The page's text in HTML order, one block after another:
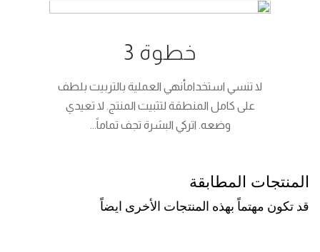
خطوة 3
لا تنسي استخدامأنهي العملية بالتربيت بلطف
على كامل المنطقة لتثبيت المنتج. لا تعيدي
وضعه. اتركي البشرة تجف تماماً...
المنتجات المطابقة
قد تكون مهتماً بهذه المنتجات الأخرى ايضاً